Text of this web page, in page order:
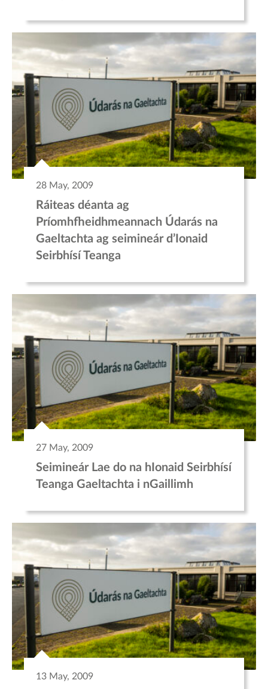
28 May, 2009
Ráiteas déanta ag
Príomhfheidhmeannach Údarás na
Gaeltachta ag seimineár d’Ionaid
Seirbhísí Teanga
27 May, 2009
Seimineár Lae do na hIonaid Seirbhísí
Teanga Gaeltachta i nGaillimh
13 May, 2009